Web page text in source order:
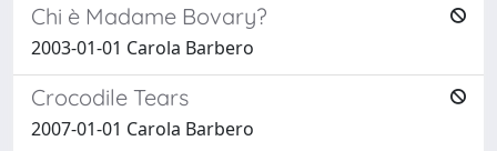
Chi è Madame Bovary?
2003-01-01 Carola Barbero
Crocodile Tears
2007-01-01 Carola Barbero